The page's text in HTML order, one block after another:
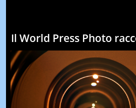
Il World Press Photo